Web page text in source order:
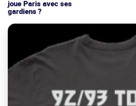
joue Paris avec ses
gardiens ?